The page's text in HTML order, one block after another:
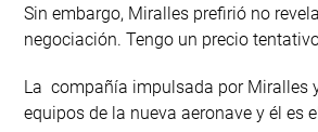
Sin embargo, Miralles prefirió no
negociación. Tengo un precio
La compañía impulsada por Miralles
equipos de la nueva aeronave y él es